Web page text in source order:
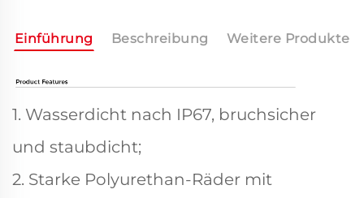
Einführung Beschreibung Weitere Produkte
1. Wasserdicht nach IP67, bruchsicher
und staubdicht;
2. Starke Polyurethan-Räder mit